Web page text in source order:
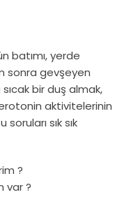
batımı, yerde
sonra gevşeyen
sıcak bir duş almak,
aktivitelerinin
sık sık
?
var ?